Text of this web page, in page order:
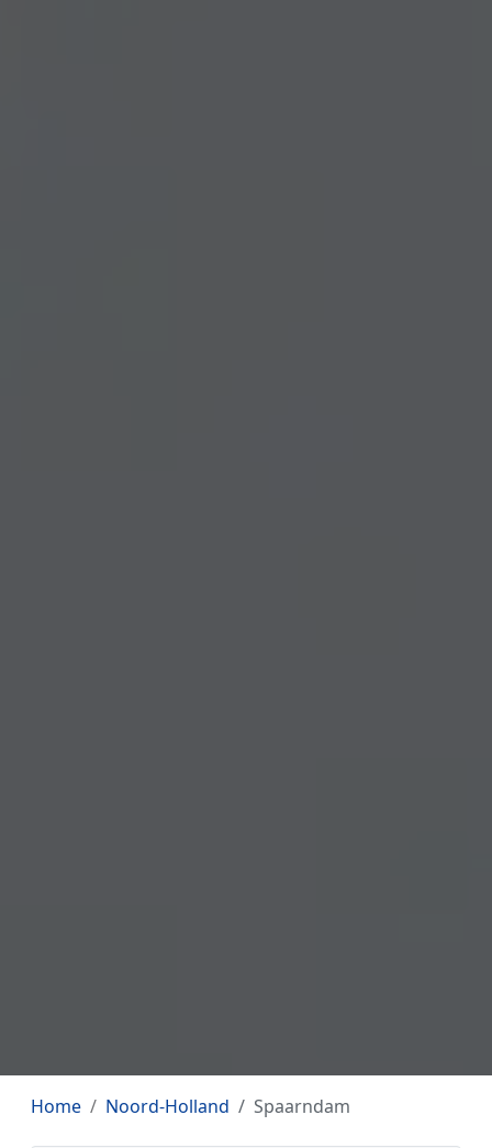
Home Noord-Holland Spaarndam